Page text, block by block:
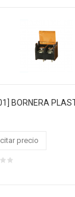
precio